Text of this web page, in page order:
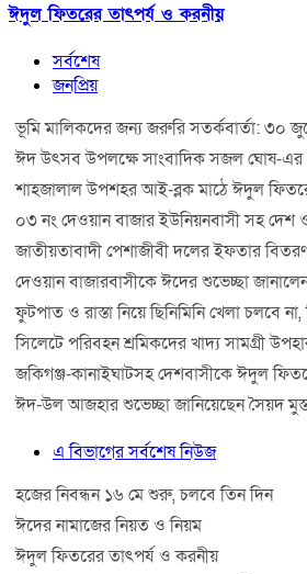
ঈদুল ফিতরের তাৎপর্য ও করনীয়
সর্বশেষ
জনপ্রিয়
ভূমি মালিকদের জন্য জরুরি সতর্কবার্তা: ৩০
ঈদ উৎসব উপলক্ষে সাংবাদিক সজল ঘোষ-এর
শাহজালাল উপশহর আই-ব্লক মাঠে ঈদুল
০৩ নং দেওয়ান বাজার ইউনিয়নবাসী সহ
জাতীয়তাবাদী পেশাজীবী দলের ইফতার
দেওয়ান বাজারবাসীকে ঈদের শুভেচ্ছা
ফুটপাত ও রাস্তা নিয়ে ছিনিমিনি খেলা চলবে
সিলেটে পরিবহন শ্রমিকদের খাদ্য সামগ্রী
জকিগঞ্জ-কানাইঘাটসহ দেশবাসীকে ঈদুল
ঈদ-উল আজহার শুভেচ্ছা জানিয়েছেন সৈয়দ
এ বিভাগের সর্বশেষ নিউজ
হজের নিবন্ধন ১৬ মে শুরু, চলবে তিন দিন
ঈদের নামাজের নিয়ত ও নিয়ম
ঈদুল ফিতরের তাৎপর্য ও করনীয়